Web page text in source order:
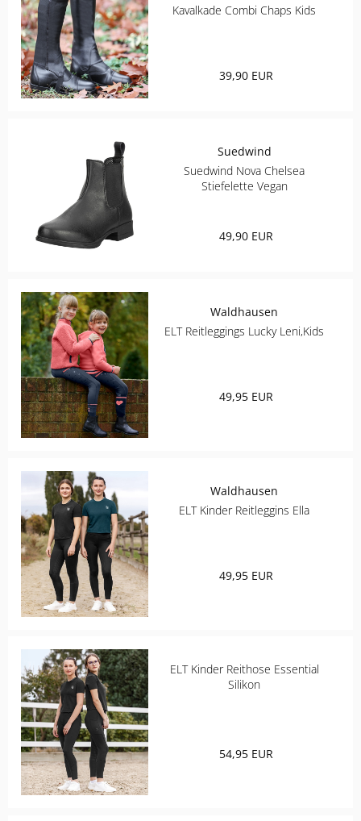
Kavalkade Combi Chaps Kids
39,90 EUR
Suedwind
Suedwind Nova Chelsea
Stiefelette Vegan
49,90 EUR
Waldhausen
ELT Reitleggings Lucky Leni,Kids
49,95 EUR
Waldhausen
ELT Kinder Reitleggins Ella
49,95 EUR
ELT Kinder Reithose Essential
Silikon
54,95 EUR
KINGSLAND EQUESTERIAN
PIKEUR
SAMSHIELD
SPANNRIT
UVEX